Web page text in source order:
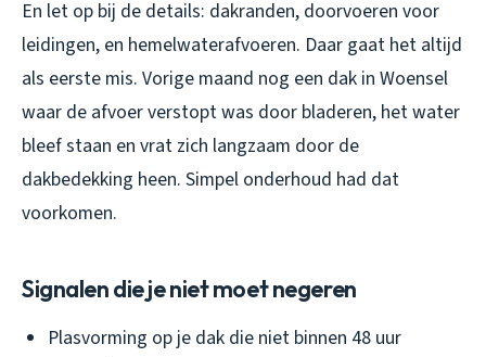
En let op bij de details: dakranden, doorvoeren voor
leidingen, en hemelwaterafvoeren. Daar gaat het altijd
als eerste mis. Vorige maand nog een dak in Woensel
waar de afvoer verstopt was door bladeren, het water
bleef staan en vrat zich langzaam door de
dakbedekking heen. Simpel onderhoud had dat
voorkomen.
Signalen die je niet moet negeren
Plasvorming op je dak die niet binnen 48 uur